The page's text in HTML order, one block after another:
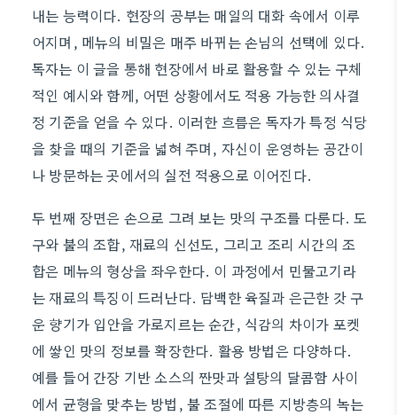
내는 능력이다. 현장의 공부는 매일의 대화 속에서 이루
어지며, 메뉴의 비밀은 매주 바뀌는 손님의 선택에 있다.
독자는 이 글을 통해 현장에서 바로 활용할 수 있는 구체
적인 예시와 함께, 어떤 상황에서도 적용 가능한 의사결
정 기준을 얻을 수 있다. 이러한 흐름은 독자가 특정 식당
을 찾을 때의 기준을 넓혀 주며, 자신이 운영하는 공간이
나 방문하는 곳에서의 실전 적용으로 이어진다.
두 번째 장면은 손으로 그려 보는 맛의 구조를 다룬다. 도
구와 불의 조합, 재료의 신선도, 그리고 조리 시간의 조
합은 메뉴의 형상을 좌우한다. 이 과정에서 민물고기라
는 재료의 특징이 드러난다. 담백한 육질과 은근한 갓 구
운 향기가 입안을 가로지르는 순간, 식감의 차이가 포켓
에 쌓인 맛의 정보를 확장한다. 활용 방법은 다양하다.
예를 들어 간장 기반 소스의 짠맛과 설탕의 달콤함 사이
에서 균형을 맞추는 방법, 불 조절에 따른 지방층의 녹는